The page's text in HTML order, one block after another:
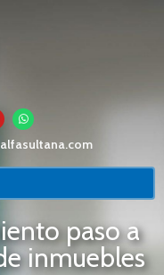
paso a
inmuebles